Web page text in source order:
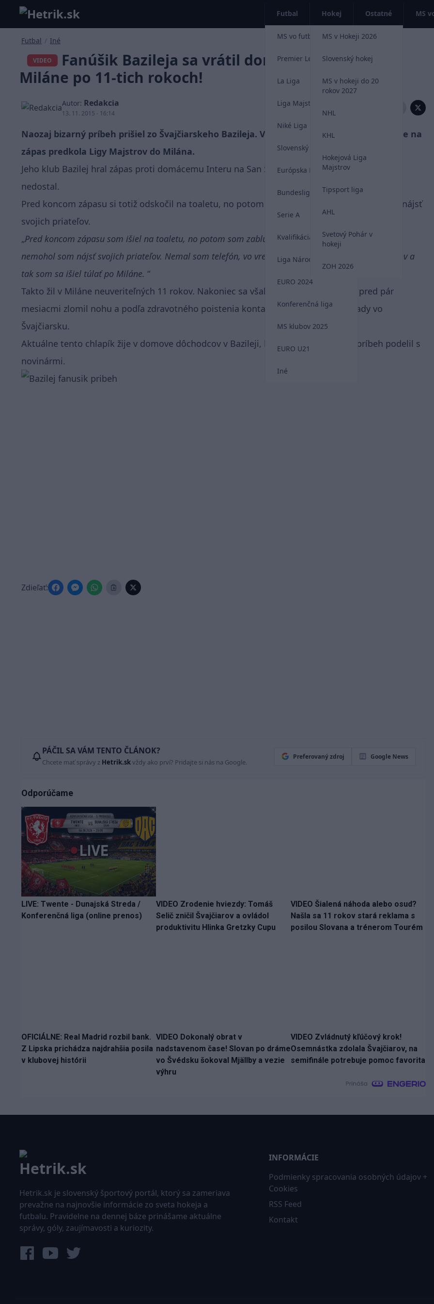
Futbal
MS vo futbale 2026
Premier League
La Liga
Liga Majstrov
Niké Liga
Slovenský futbal
Európska Liga
Bundesliga
Serie A
Kvalifikácia MS 2026
Liga Národov
EURO 2024
Konferenčná liga
MS klubov 2025
EURO U21
Iné
Hokej
MS v Hokeji 2026
Slovenský hokej
MS v hokeji do 20
rokov 2027
NHL
KHL
Hokejová Liga
Majstrov
Tipsport liga
AHL
Svetový Pohár v
hokeji
ZOH 2026
Ostatné MS
Futbal / Iné
VIDEO
Fanúšik Bazileja sa vrátil domov zo zápasu v
Miláne po 11-tich rokoch!
Autor: Redakcia
13. 11. 2015 - 16:14
Zdieľať:
Naozaj bizarný príbeh prišiel zo Švajčiarskeho Bazileja. V roku 2004 vycestoval Rolf Bantle na
zápas predkola Ligy Majstrov do Milána.
Jeho klub Bazilej hral zápas proti domácemu Interu na San Sire. Domov sa však tento fanúšik
nedostal.
Pred koncom zápasu si totiž odskočil na toaletu, no potom sa na štadióne stratil a nemohol nájsť
svojich priateľov.
Pred koncom zápasu som išiel na toaletu, no potom som zablúdil a ocitol som sa v inom sektore,
nemohol som nájsť svojich priateľov. Nemal som telefón, vo vrecku som mal len 20 eur a 15 frankov a
tak som sa išiel túlať po Miláne.
Takto žil v Miláne neuveriteľných 11 rokov. Nakoniec sa však domov dostal, keď si pred pár
mesiacmi zlomil nohu a podľa zdravotného poistenia kontaktovali v nemocnici úrady vo
Švajčiarsku.
Aktuálne tento chlapík žije v domove dôchodcov v Bazileji, kde sa o tento šialený príbeh podelil s
novinármi.
Zdieľať:
PÁČIL SA VÁM TENTO ČLÁNOK?
Chcete mať správy z Hetrik.skvždy ako prví? Pridajte si nás na Google.
Preferovaný zdroj Google News
Odporúčame
LIVE: Twente - Dunajská Streda /
Konferenčná liga (online prenos)
VIDEO Zrodenie hviezdy: Tomáš
Selič zničil Švajčiarov a ovládol
produktivitu Hlinka Gretzky Cupu
VIDEO Šialená náhoda alebo osud?
Našla sa 11 rokov stará reklama s
posilou Slovana a trénerom Tourém
OFICIÁLNE: Real Madrid rozbil bank.
Z Lipska prichádza najdrahšia posila
v klubovej histórii
VIDEO Dokonalý obrat v
nadstavenom čase! Slovan po dráme
vo Švédsku šokoval Mjällby a vezie
výhru
VIDEO Zvládnutý kľúčový krok!
Osemnástka zdolala Švajčiarov, na
semifinále potrebuje pomoc favorita
Hetrik.sk je slovenský športový portál, ktorý sa zameriava
prevažne na najnovšie informácie zo sveta hokeja a
futbalu. Pravidelne na dennej báze prinášame aktuálne
správy, góly, zaujímavosti a kuriozity.
INFORMÁCIE
Podmienky spracovania osobných údajov +
Cookies
RSS Feed
Kontakt